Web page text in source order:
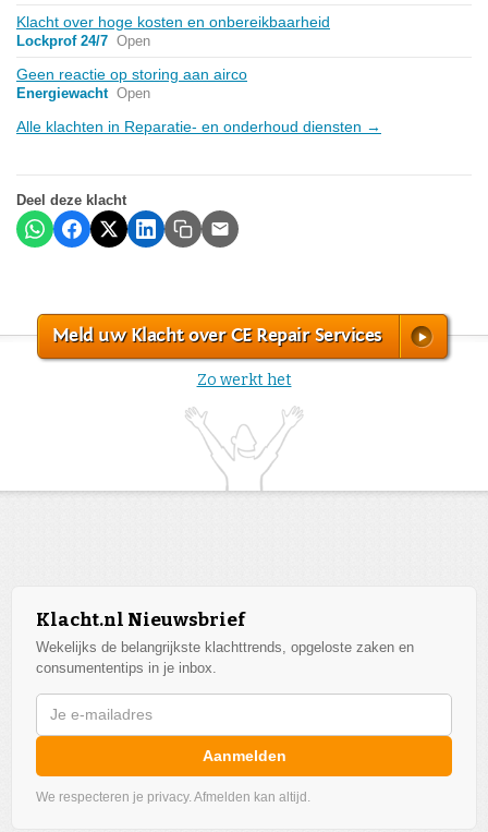
Klacht over hoge kosten en onbereikbaarheid
Lockprof 24/7 Open
Geen reactie op storing aan airco
Energiewacht Open
Alle klachten in Reparatie- en onderhoud diensten →
Deel deze klacht
Meld uw Klacht over CE Repair Services
Zo werkt het
Klacht.nl Nieuwsbrief
Wekelijks de belangrijkste klachttrends, opgeloste zaken en
consumententips in je inbox.
Aanmelden
We respecteren je privacy. Afmelden kan altijd.